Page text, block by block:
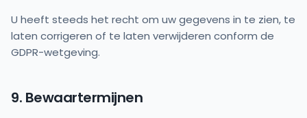
U heeft steeds het recht om uw gegevens in te zien, te
laten corrigeren of te laten verwijderen conform de
GDPR-wetgeving.
9. Bewaartermijnen